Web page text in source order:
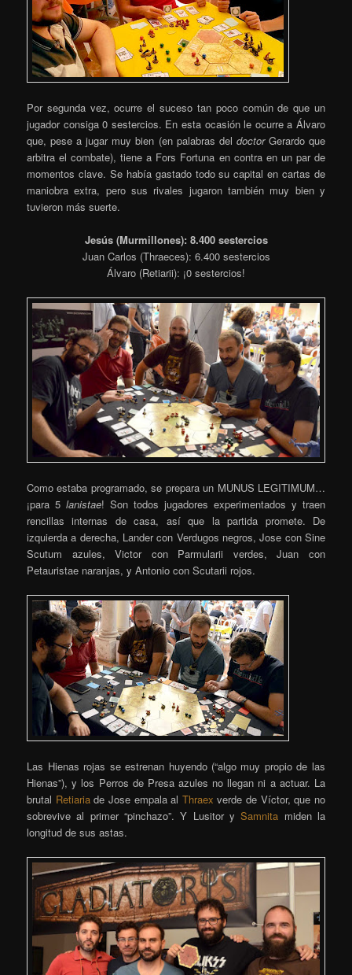
Por segunda vez, ocurre el suceso tan poco común de que un
jugador consiga 0 sestercios. En esta ocasión le ocurre a Álvaro
que, pese a jugar muy bien (en palabras del doctorGerardo que
arbitra el combate), tiene a Fors Fortuna en contra en un par de
momentos clave. Se había gastado todo su capital en cartas de
maniobra extra, pero sus rivales jugaron también muy bien y
tuvieron más suerte.
Jesús (Murmillones): 8.400 sestercios
Juan Carlos (Thraeces): 6.400 sestercios
Álvaro (Retiarii): ¡0 sestercios!
Como estaba programado, se prepara un MUNUS LEGITIMUM…
¡para 5lanistae! Son todos jugadores experimentados y traen
rencillas internas de casa, así que la partida promete. De
izquierda a derecha, Lander con Verdugos negros, Jose con Sine
Scutum azules, Victor con Parmularii verdes, Juan con
Petauristae naranjas, y Antonio con Scutarii rojos.
Las Hienas rojas se estrenan huyendo (“algo muy propio de las
Hienas”), y los Perros de Presa azules no llegan ni a actuar. La
brutal Retiariade Jose empala al Thraex verde de Víctor, que no
sobrevive al primer “pinchazo”. Y Lusitor ySamnita miden la
longitud de sus astas.